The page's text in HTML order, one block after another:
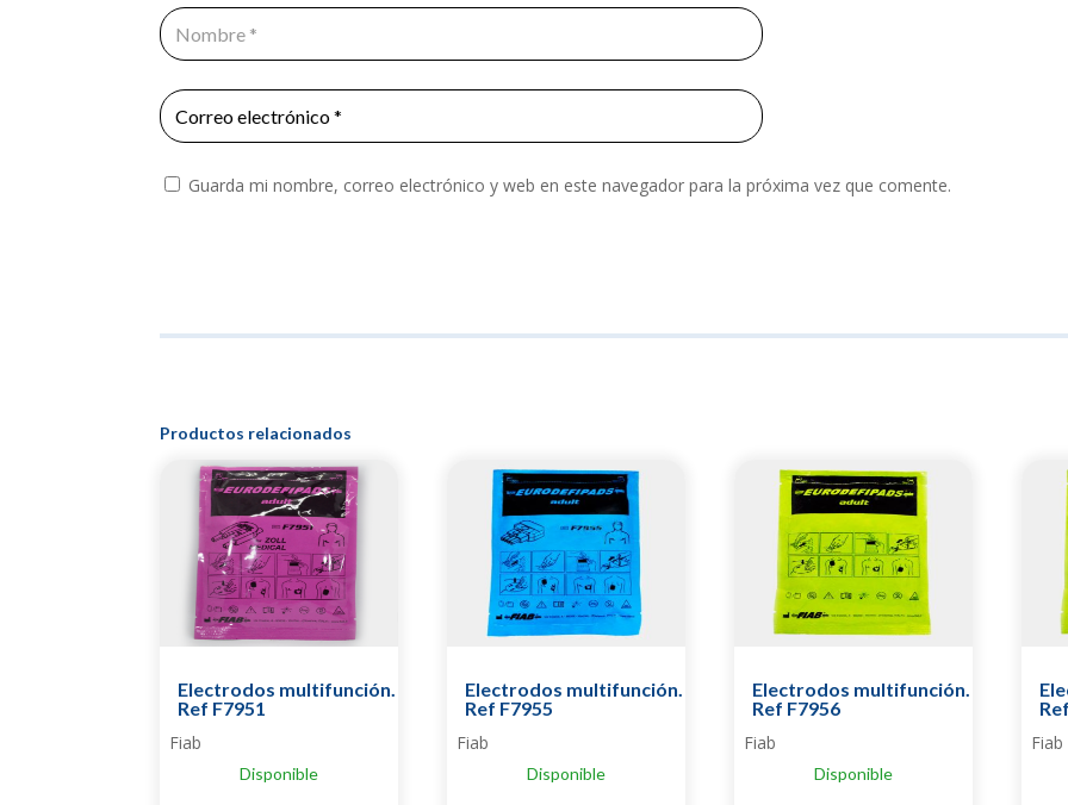
Guarda mi nombre, correo electrónico y web en este navegador para la próxima vez que comente.
Productos relacionados
Electrodos multifunción.
Ref F7951
Fiab
Disponible
Electrodos multifunción.
Ref F7955
Fiab
Disponible
Electrodos multifunción.
Ref F7956
Fiab
Disponible
Fiab